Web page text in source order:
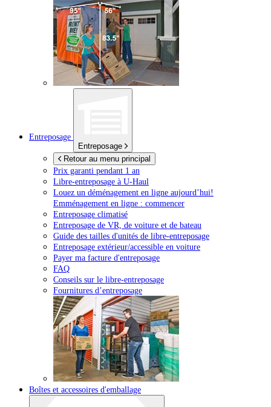
Entreposage
Entreposage
Retour au menu principal
Prix garanti pendant 1 an
Libre-entreposage à U-Haul
Louez un déménagement en ligne aujourd’hui!
Emménagement en ligne : commencer
Entreposage climatisé
Entreposage de VR, de voiture et de bateau
Guide des tailles d'unités de libre-entreposage
Entreposage extérieur/accessible en voiture
Payer ma facture d'entreposage
FAQ
Conseils sur le libre-entreposage
Fournitures d’entreposage
Boîtes et accessoires d'emballage